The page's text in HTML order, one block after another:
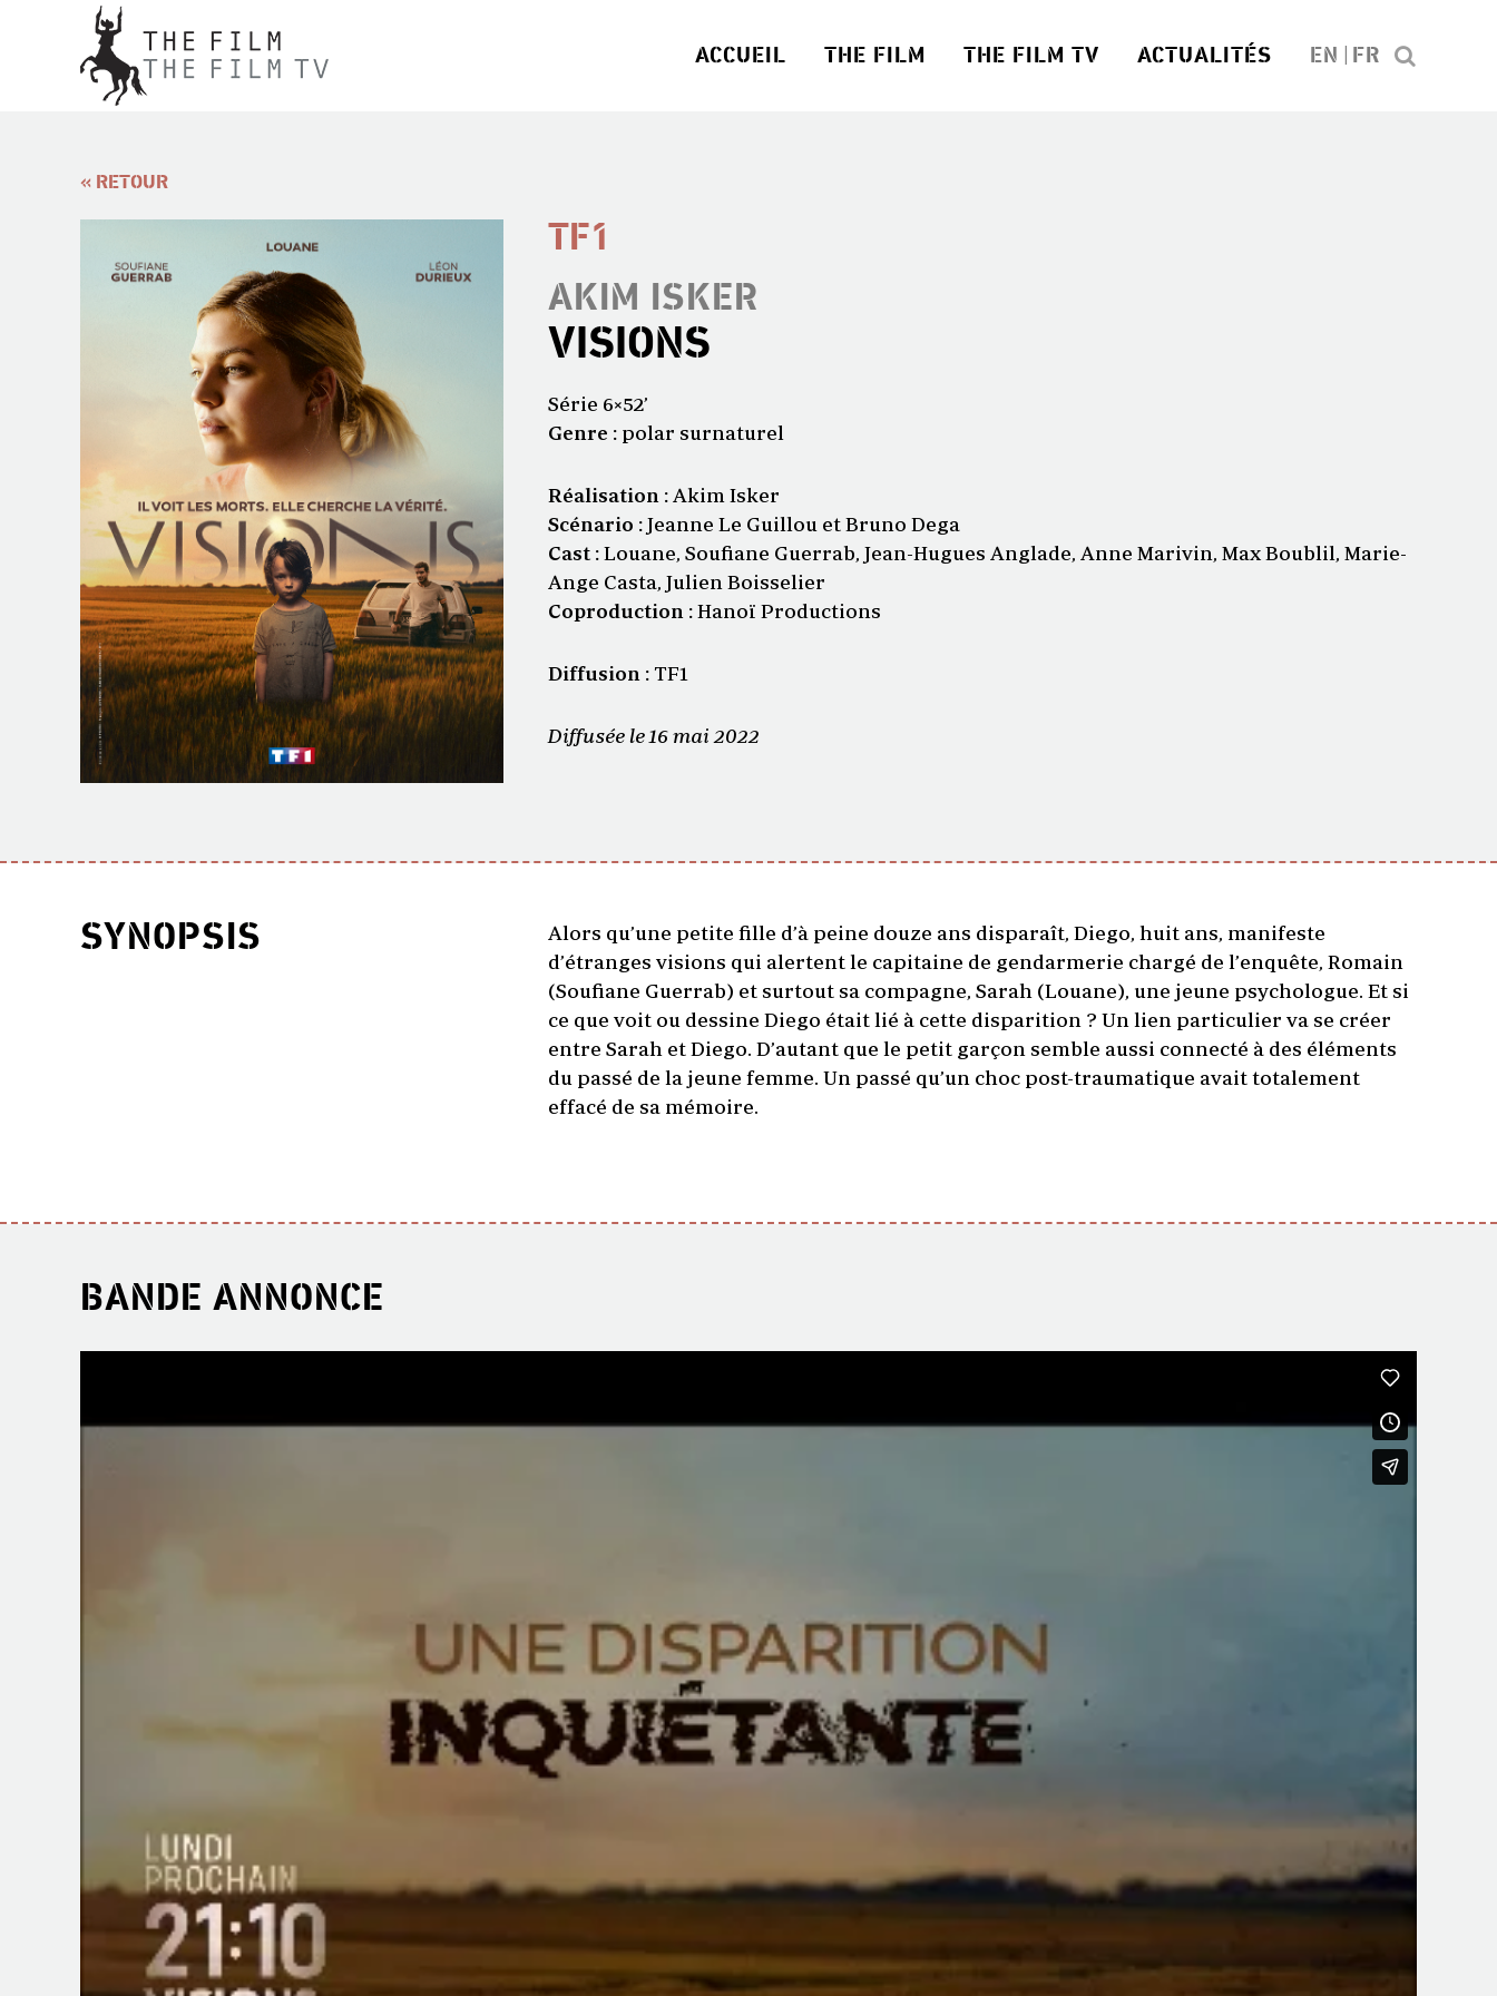
ACCUEIL THE FILM THE FILM TV ACTUALITÉS EN FR
« RETOUR
TF1
AKIM ISKER
VISIONS
Série 6×52’
Genre :polar surnaturel
Réalisation :Akim Isker
Scénario :Jeanne Le Guillou et Bruno Dega
Cast :Louane, Soufiane Guerrab, Jean-Hugues Anglade, Anne Marivin, Max Boublil, Marie-
Ange Casta, Julien Boisselier
Coproduction :Hanoï Productions
Diffusion :TF1
Diffusée le 16 mai 2022
SYNOPSIS
Alors qu’une petite fille d’à peine douze ans disparaît, Diego, huit ans, manifeste
d’étranges visions qui alertent le capitaine de gendarmerie chargé de l’enquête, Romain
(Soufiane Guerrab) et surtout sa compagne, Sarah (Louane), une jeune psychologue. Et si
ce que voit ou dessine Diego était lié à cette disparition ? Un lien particulier va se créer
entre Sarah et Diego. D’autant que le petit garçon semble aussi connecté à des éléments
du passé de la jeune femme. Un passé qu’un choc post-traumatique avait totalement
effacé de sa mémoire.
BANDE ANNONCE